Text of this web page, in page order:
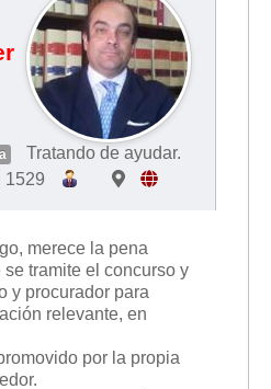
Tratando de ayudar.
1529
merece la pena
tramite el concurso y
y procurador para
relevante, en
por la propia